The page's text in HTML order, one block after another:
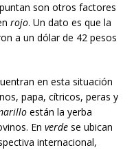
son otros factores
rojo. Un dato es que la
a un dólar de 42 pesos
en esta situación
papa, cítricos, peras y
están la yerba
En verde se ubican
internacional,